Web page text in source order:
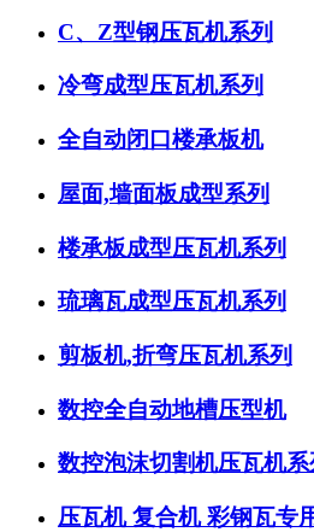
C、Z型钢压瓦机系列
冷弯成型压瓦机系列
全自动闭口楼承板机
屋面,墙面板成型系列
楼承板成型压瓦机系列
琉璃瓦成型压瓦机系列
剪板机,折弯压瓦机系列
数控全自动地槽压型机
数控泡沫切割机压瓦机系
压瓦机 复合机 彩钢瓦专